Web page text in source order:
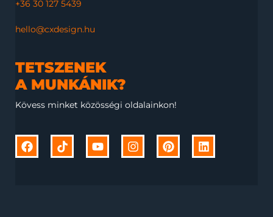
+36 30 127 5439
hello@cxdesign.hu
TETSZENEK
A MUNKÁNIK?
Kövess minket közösségi oldalainkon!